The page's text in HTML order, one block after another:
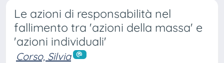
Le azioni di responsabilità nel
fallimento tra 'azioni della massa' e
'azioni individuali'
Corso, Silvia